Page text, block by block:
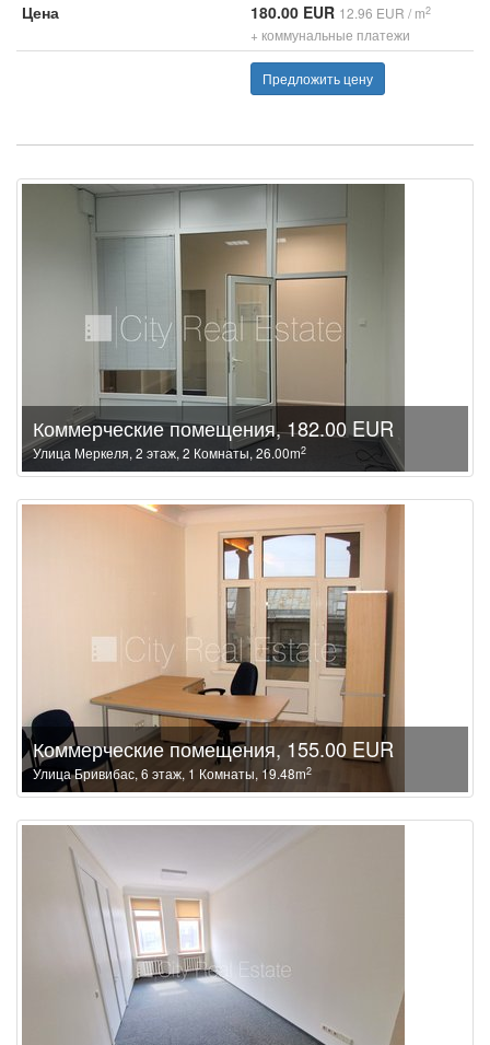
Цена
180.00 EUR 12.96 EUR / m2
+ коммунальные платежи
Предложить цену
Коммерческие помещения, 182.00 EUR
Улица Меркеля, 2 этаж, 2 Комнаты, 26.00m2
Коммерческие помещения, 155.00 EUR
Улица Бривибас, 6 этаж, 1 Комнаты, 19.48m2